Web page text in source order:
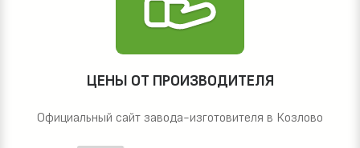
ЦЕНЫ ОТ ПРОИЗВОДИТЕЛЯ
Официальный сайт завода-изготовителя в Козлово